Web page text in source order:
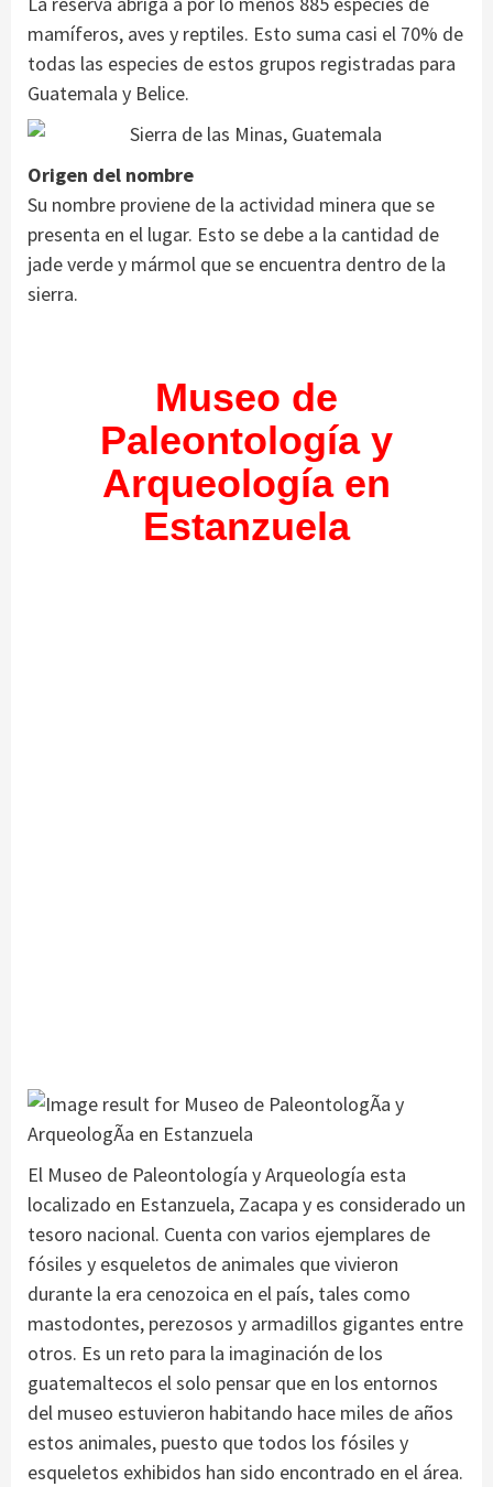
mamíferos, aves y reptiles. Esto suma casi el 70% de
todas las especies de estos grupos registradas para
Guatemala y Belice.
Origen del nombre
Su nombre proviene de la actividad minera que se
presenta en el lugar. Esto se debe a la cantidad de
jade verde y mármol que se encuentra dentro de la
sierra.
Museo de
Paleontología y
Arqueología en
Estanzuela
El Museo de Paleontología y Arqueología esta
localizado en Estanzuela, Zacapa y es considerado un
tesoro nacional. Cuenta con varios ejemplares de
fósiles y esqueletos de animales que vivieron
durante la era cenozoica en el país, tales como
mastodontes, perezosos y armadillos gigantes entre
otros. Es un reto para la imaginación de los
guatemaltecos el solo pensar que en los entornos
del museo estuvieron habitando hace miles de años
estos animales, puesto que todos los fósiles y
esqueletos exhibidos han sido encontrado en el área.